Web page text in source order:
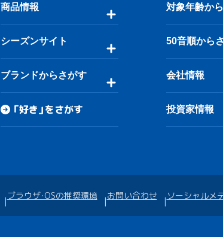
商品情報
シーズンサイト
ブランドからさがす
「好き」をさがす
対象年齢か
50音順から
会社情報
投資家情報
ブラウザ・OSの推奨環境 お問い合わせ ソーシャルメ